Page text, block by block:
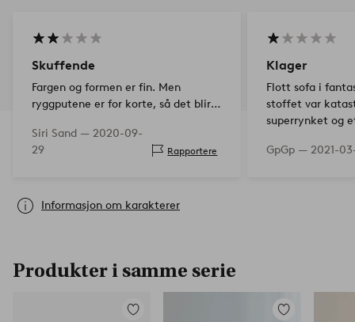
Skuffende
Fargen og formen er fin. Men
ryggputene er for korte, så det blir
svarte fra sofaryggen mellom.
Putene er mindre enn de er på
Siri Sand — 2020-09-
29
Rapportere
Klager
Flott sofa i
stoffet var
superrynket og
år. Ble en klage,
GpGp — 2021-
Informasjon om karakterer
Produkter i samme serie
Legg
Legg